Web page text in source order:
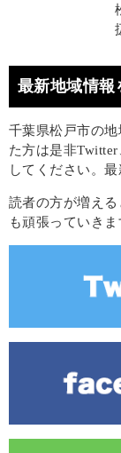
最新地域情報
千葉県松戸市の
た方は是非
してください。
読者の方が増え
も頑張っていき